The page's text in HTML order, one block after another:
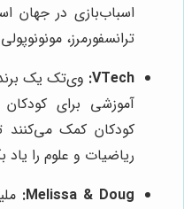
اسباب‌بازی در جهان
ترانسفورمرز،
VTech: وی‌تک یک
آموزشی برای
کودکان کمک می‌کنند
ریاضیات و علوم را یاد
Melissa & Doug: